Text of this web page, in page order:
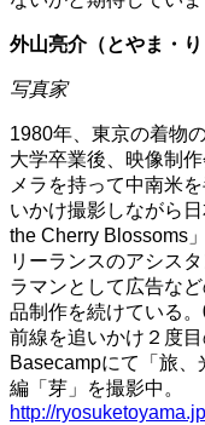
外山亮介（とやま・り
写真家
1980年、東京の着物
大学卒業後、映像制
メラを持って中南米
いかけ撮影しながら
the Cherry Blossoms
リーランスのアシス
ラマンとして広告な
品制作を続けている
前線を追いかけ２度
Basecampにて「旅
編「芽」を撮影中。
http://